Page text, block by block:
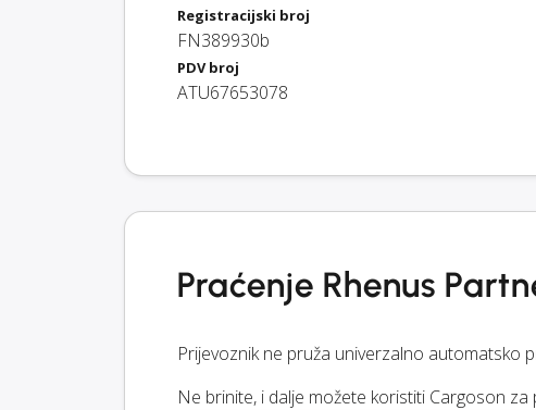
Registracijski broj
FN389930b
PDV broj
ATU67653078
Praćenje Rhenus
Prijevoznik ne pruža univerzalno automatsko
Ne brinite, i dalje možete koristiti Cargoson